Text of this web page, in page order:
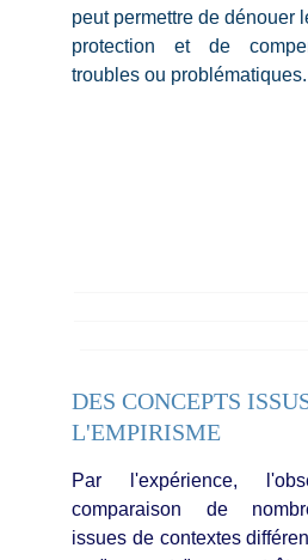
peut permettre de dénouer
protection et de
troubles ou problématiques.
DES CONCEPTS
L'EMPIRISME
Par l'expérience,
comparaison de
issues de contextes